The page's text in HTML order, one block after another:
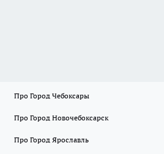
Про Город Чебоксары
Про Город Новочебоксарск
Про Город Ярославль